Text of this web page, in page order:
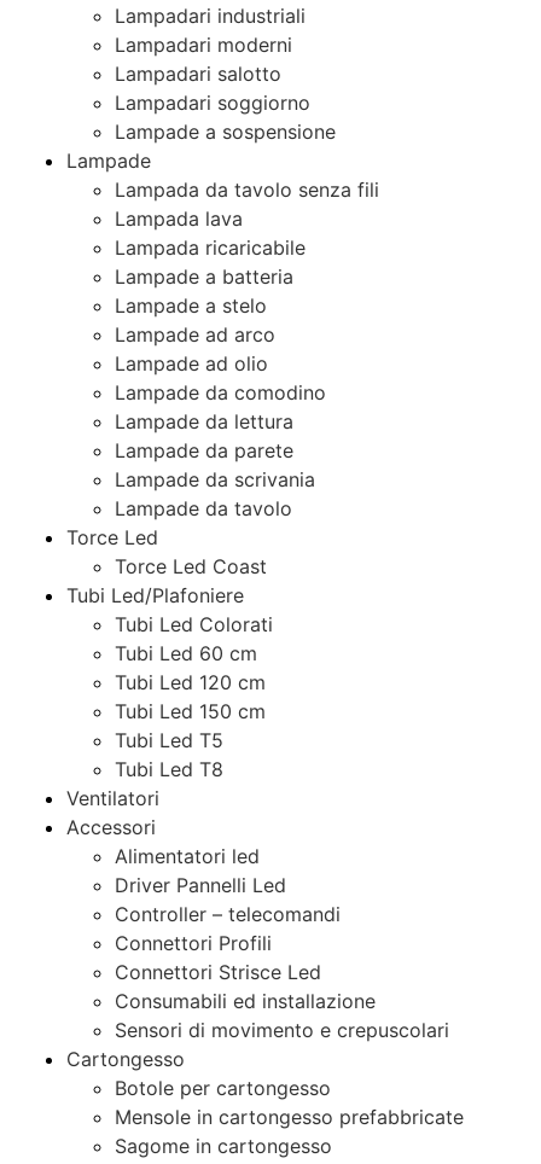
Lampadari industriali
Lampadari moderni
Lampadari salotto
Lampadari soggiorno
Lampade a sospensione
Lampade
Lampada da tavolo senza fili
Lampada lava
Lampada ricaricabile
Lampade a batteria
Lampade a stelo
Lampade ad arco
Lampade ad olio
Lampade da comodino
Lampade da lettura
Lampade da parete
Lampade da scrivania
Lampade da tavolo
Torce Led
Torce Led Coast
Tubi Led/Plafoniere
Tubi Led Colorati
Tubi Led 60 cm
Tubi Led 120 cm
Tubi Led 150 cm
Tubi Led T5
Tubi Led T8
Ventilatori
Accessori
Alimentatori led
Driver Pannelli Led
Controller – telecomandi
Connettori Profili
Connettori Strisce Led
Consumabili ed installazione
Sensori di movimento e crepuscolari
Cartongesso
Botole per cartongesso
Mensole in cartongesso prefabbricate
Sagome in cartongesso